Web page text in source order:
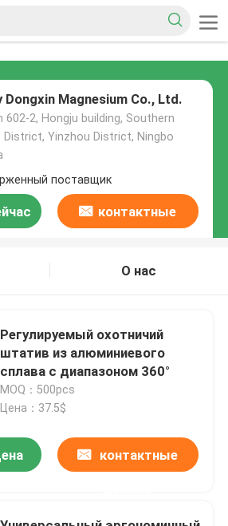
Dongxin Magnesium Co., Ltd.
602-2, Hongju building, Southern
District, Yinzhou District, Ningbo
поставщик
контактные
О нас
Регулируемый охотничий
штатив из алюминиевого
сплава с диапазоном 360°
MOQ：500pcs
Цена：37.5$
контактные